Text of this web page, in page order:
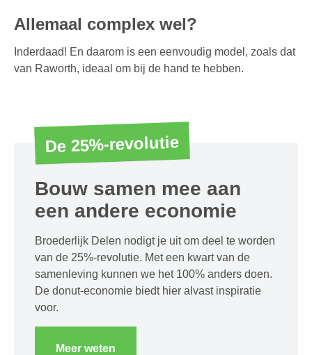
Allemaal complex wel?
Inderdaad! En daarom is een eenvoudig model, zoals dat
van Raworth, ideaal om bij de hand te hebben.
De 25%-revolutie
Bouw samen mee aan
een andere economie
Broederlijk Delen nodigt je uit om deel te worden
van de 25%-revolutie. Met een kwart van de
samenleving kunnen we het 100% anders doen.
De donut-economie biedt hier alvast inspiratie
voor.
Meer weten